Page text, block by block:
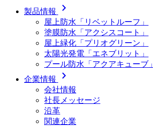
製品情報 chevron_right
屋上防水「リベットルーフ」
塗膜防水「アクシスコート」
屋上緑化「プリオグリーン」
太陽光発電「エネブリット」
プール防水「アクアキューブ」
企業情報
chevron_right
会社情報
社長メッセージ
沿革
関連企業